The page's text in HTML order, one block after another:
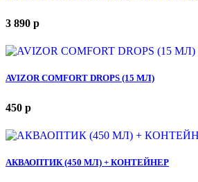
3 890 p
AVIZOR COMFORT DROPS (15 МЛ)
450 p
АКВАОПТИК (450 МЛ) + КОНТЕЙНЕР